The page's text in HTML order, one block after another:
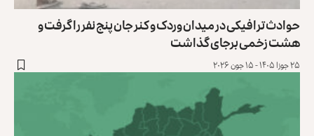
حوادث ترافیکی در میدان وردک و کنر جان پنج نفر را گرفت و
هشت زخمی برجای گذاشت
۲۵ جوزا ۱۴۰۵ - ۱۵ جون ۲۰۲۶